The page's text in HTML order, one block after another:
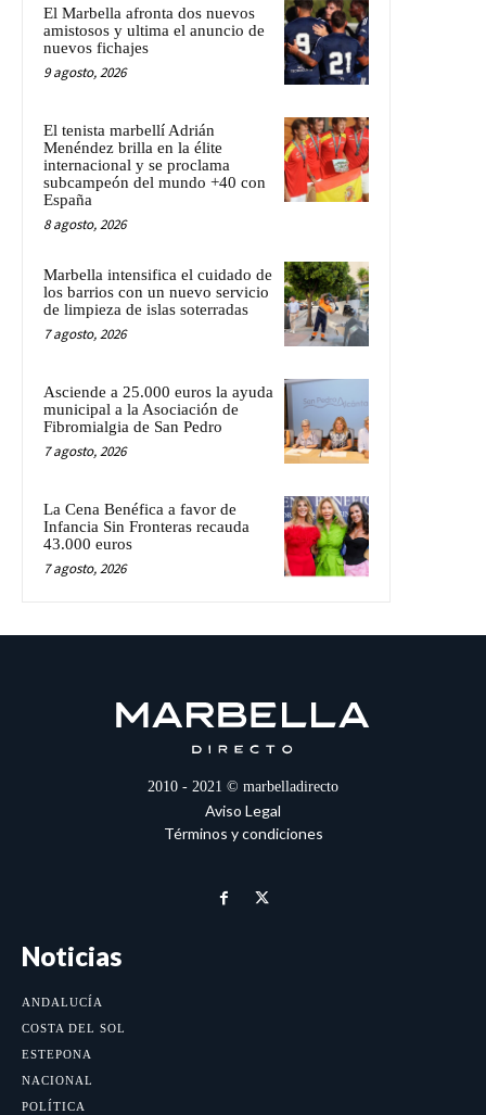
El Marbella afronta dos nuevos
amistosos y ultima el anuncio de
nuevos fichajes
9 agosto, 2026
El tenista marbellí Adrián
Menéndez brilla en la élite
internacional y se proclama
subcampeón del mundo +40 con
España
8 agosto, 2026
Marbella intensifica el cuidado de
los barrios con un nuevo servicio
de limpieza de islas soterradas
7 agosto, 2026
Asciende a 25.000 euros la ayuda
municipal a la Asociación de
Fibromialgia de San Pedro
7 agosto, 2026
La Cena Benéfica a favor de
Infancia Sin Fronteras recauda
43.000 euros
7 agosto, 2026
2010 - 2021 © marbelladirecto
Aviso Legal
Términos y condiciones
Noticias
ANDALUCÍA
COSTA DEL SOL
ESTEPONA
NACIONAL
POLÍTICA